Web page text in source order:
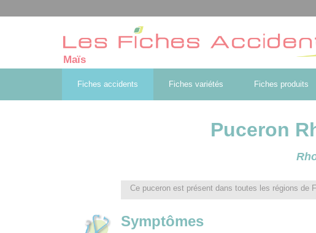
Maïs
Fiches accidents Fiches variétés Fiches produits
Puceron
Ce puceron est présent dans toutes les régions de
Symptômes